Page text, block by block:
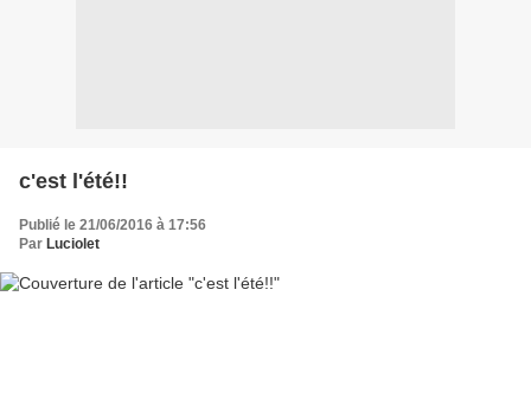
c'est l'été!!
Publié le 21/06/2016 à 17:56
Par Luciolet